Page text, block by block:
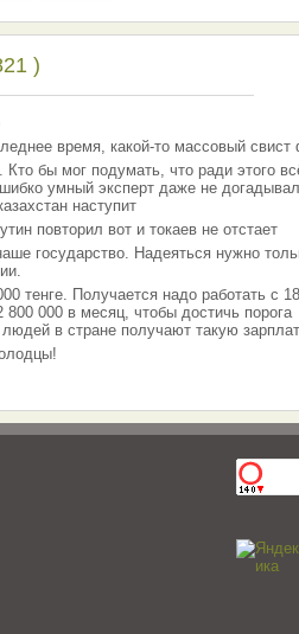
)
время, какой-то массовый свист
бы мог подумать, что ради этого
умный эксперт даже не
наступит
повторил вот и токаев не отстает
государство. Надеяться нужно
тенге. Получается надо работать с
000 в месяц, чтобы достичь порога
в стране получают такую